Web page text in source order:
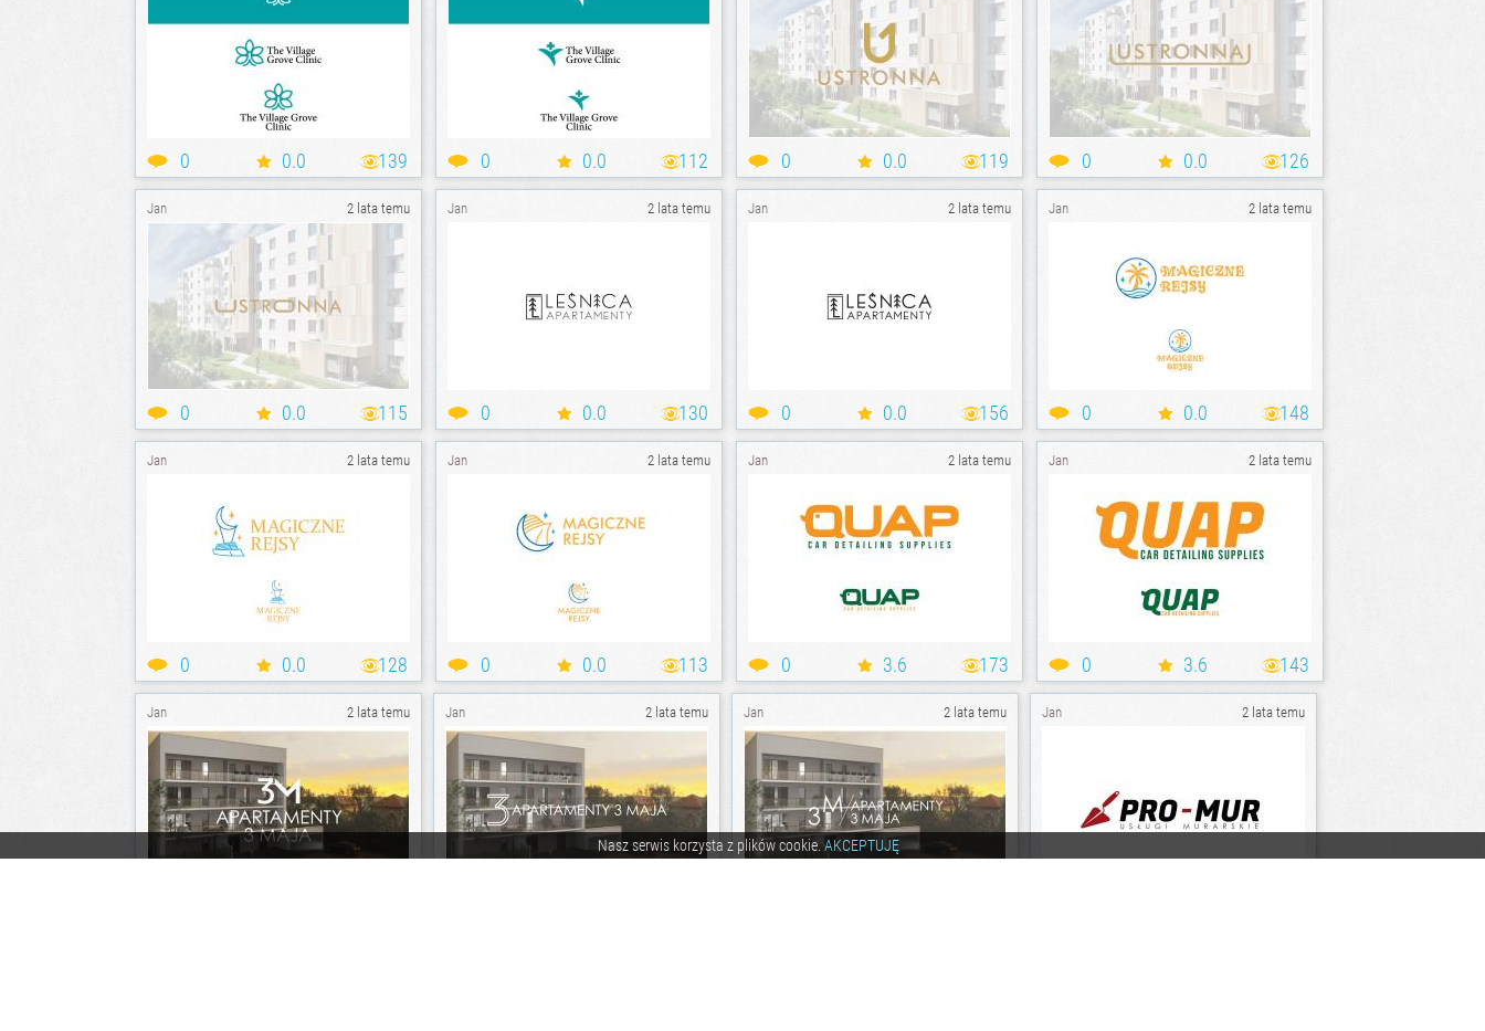
0 0.0 139 0 0.0 112 0 0.0 119 0 0.0 126
Jan 2 lata temu
0 0.0 115
Jan 2 lata temu
0 0.0 130
Jan 2 lata temu
0 0.0 156
Jan 2 lata temu
0 0.0 148
Jan 2 lata temu
0 0.0 128
Jan 2 lata temu
0 0.0 113
Jan 2 lata temu
0 3.6 173
Jan 2 lata temu
0 3.6 143
Jan 2 lata temu Jan 2 lata temu Jan 2 lata temu Jan 2 lata temu
Nasz serwis korzysta z plików cookie. AKCEPTUJĘ